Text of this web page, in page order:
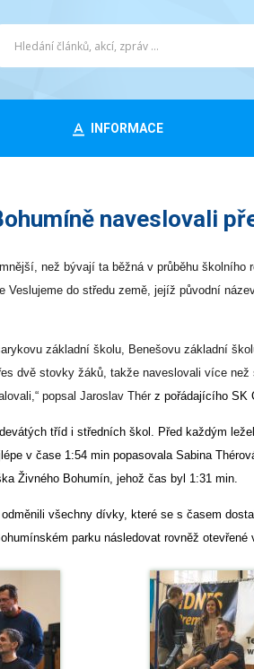
INFORMACE
naveslovali
než bývají ta běžná v průběhu
do středu země, jejíž původní
základní školu, Benešovu základní
dvě stovky žáků, takže naveslovali více
popsal Jaroslav Thér z pořádajícího SK
tříd i středních škol. Před každým
v čase 1:54 min popasovala Sabina
Živného Bohumín, jehož čas byl 1:31 min.
všechny dívky, které se s časem
parku následovat rovněž